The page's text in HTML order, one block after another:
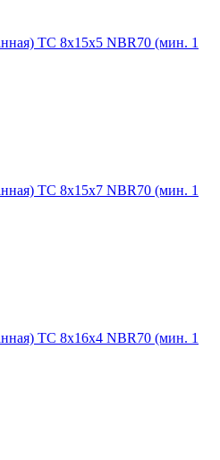
TC 8х15х5 NBR70 (мин. 1
TC 8х15х7 NBR70 (мин. 1
TC 8х16х4 NBR70 (мин. 1